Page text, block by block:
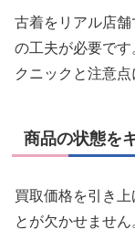
古着をリアル店
の工夫が必要で
クニックと注意点
商品の状態を
買取価格を引き
とが欠かせません